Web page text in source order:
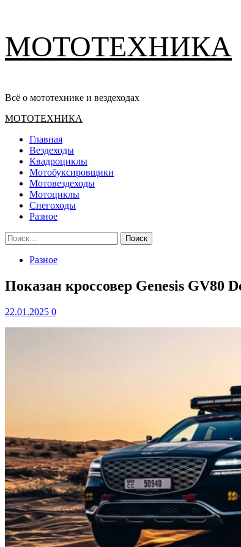
содержимому
МОТОТЕХНИКА
Всё о мототехнике и вездеходах
Основное
МОТОТЕХНИКА
Главная
Вездеходы
Квадроциклы
Мотобуксировщики
Мотовездеходы
Мотоциклы
Снегоходы
Разное
Найти:
Разное
Показан кроссовер Genesis GV80
22.01.2025 0